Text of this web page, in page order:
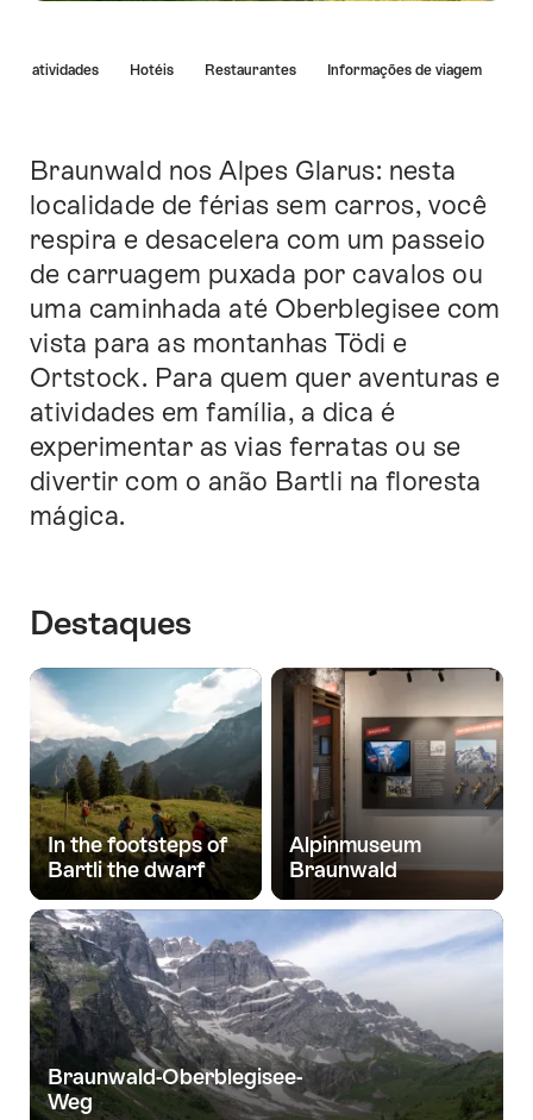
leva
aos
pontos
correspondentes
página.
e atividades Hotéis Restaurantes Informações de viagem
Introdução
Braunwald nos Alpes Glarus: nesta
localidade de férias sem carros, você
respira e desacelera com um passeio
de carruagem puxada por cavalos ou
uma caminhada até Oberblegisee com
vista para as montanhas Tödi e
Ortstock. Para quem quer aventuras e
atividades em família, a dica é
experimentar as vias ferratas ou se
divertir com o anão Bartli na floresta
mágica.
Destaques
In the footsteps of
Bartli the dwarf
Alpinmuseum
Braunwald
Braunwald-Oberblegisee-
Weg